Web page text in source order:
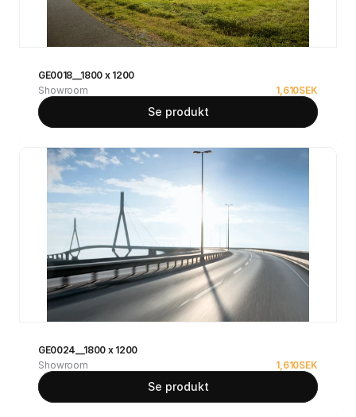
GE0018__1800 x 1200
Showroom
1,610SEK
Se produkt
GE0024__1800 x 1200
Showroom
1,610SEK
Se produkt